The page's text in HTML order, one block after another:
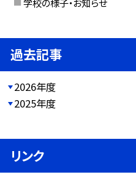
過去記事
2026年度
2025年度
リンク